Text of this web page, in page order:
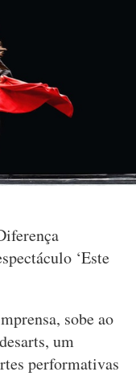
‘Este
sobe ao
um
performativas